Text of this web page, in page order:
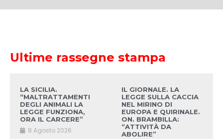
Ultime rassegne stampa
LA SICILIA.
“MALTRATTAMENTI
DEGLI ANIMALI LA
LEGGE FUNZIONA,
ORA IL CARCERE”
8 Agosto 2026
IL GIORNALE. LA
LEGGE SULLA CACCIA
NEL MIRINO DI
EUROPA E QUIRINALE.
ON. BRAMBILLA:
“ATTIVITÀ DA
ABOLIRE”